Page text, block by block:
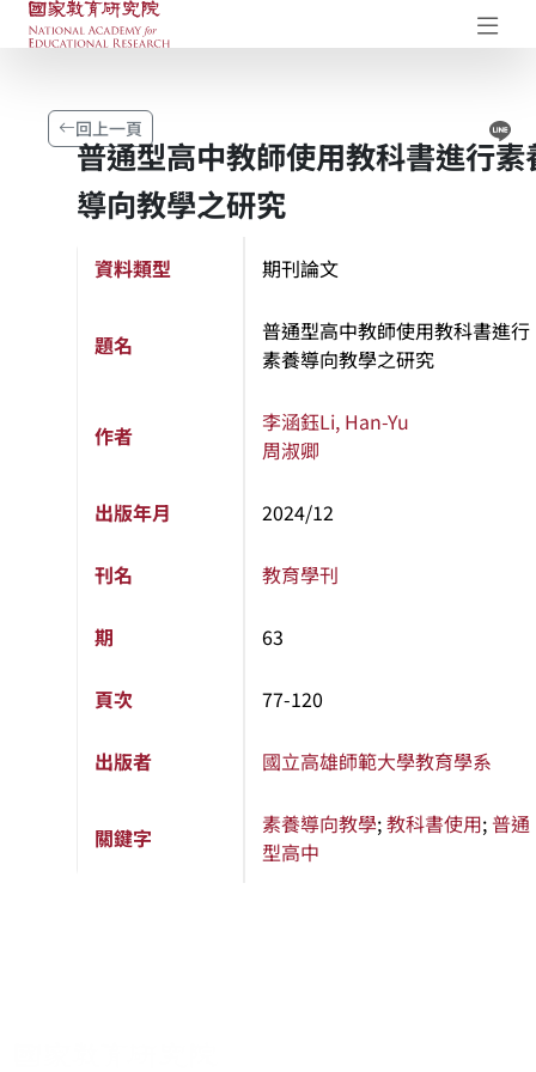
國家教育研究院-研究成果典藏庫
回上一頁
普通型高中教師使用教科書進行素
導向教學之研究
資料類型 期刊論文
題名
普通型高中教師使用教科書進行
素養導向教學之研究
作者 李涵鈺Li, Han-Yu
周淑卿
出版年月 2024/12
刊名 教育學刊
期 63
頁次 77-120
出版者 國立高雄師範大學教育學系
關鍵字 素養導向教學;教科書使用;普通
型高中